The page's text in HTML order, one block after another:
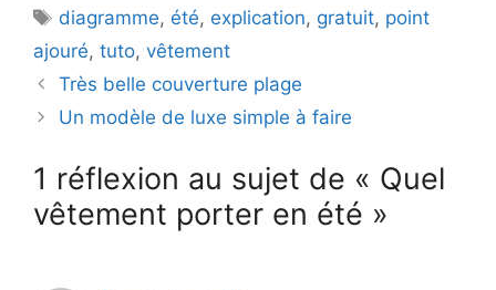
Étiquettes
diagramme, été, explication, gratuit, point
ajouré, tuto, vêtement
Très belle couverture plage
Un modèle de luxe simple à faire
1 réflexion au sujet de « Quel
vêtement porter en été »